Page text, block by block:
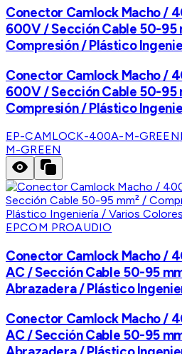
Conector Camlock Macho /
600V / Sección Cable 50-95
Compresión / Plástico
Conector Camlock Macho /
600V / Sección Cable 50-95
Compresión / Plástico
EP-CAMLOCK-400A-M-GREEN
M-GREEN
EPCOM PROAUDIO
Conector Camlock Macho /
AC / Sección Cable 50-95
Abrazadera / Plástico
Conector Camlock Macho /
AC / Sección Cable 50-95